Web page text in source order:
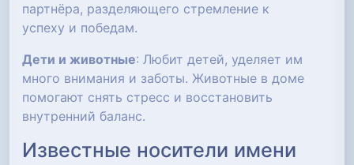
партнёра, разделяющего стремление к
успеху и победам.
Дети и животные: Любит детей, уделяет им
много внимания и заботы. Животные в доме
помогают снять стресс и восстановить
внутренний баланс.
Известные носители имени